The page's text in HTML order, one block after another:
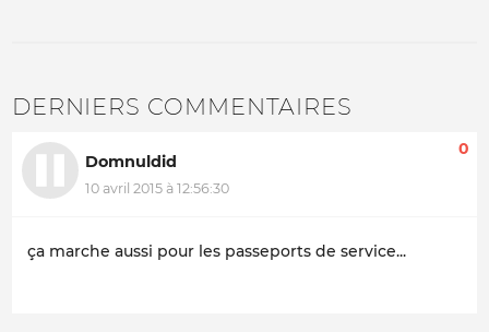
DERNIERS COMMENTAIRES
Domnuldid
10 avril 2015 à 12:56:30
0
ça marche aussi pour les passeports de service...